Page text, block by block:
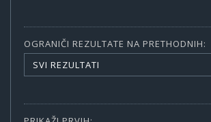
OGRANIČI REZULTATE NA PRETHODNIH:
SVI REZULTATI